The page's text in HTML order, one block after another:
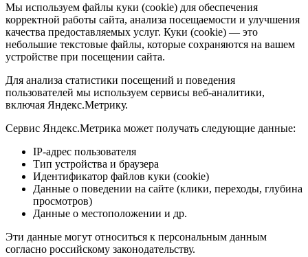
Мы используем файлы куки (cookie) для обеспечения
корректной работы сайта, анализа посещаемости и улучшения
качества предоставляемых услуг. Куки (cookie) — это
небольшие текстовые файлы, которые сохраняются на вашем
устройстве при посещении сайта.
Для анализа статистики посещений и поведения
пользователей мы используем сервисы веб-аналитики,
включая Яндекс.Метрику.
Сервис Яндекс.Метрика может получать следующие данные:
IP-адрес пользователя
Тип устройства и браузера
Идентификатор файлов куки (cookie)
Данные о поведении на сайте (клики, переходы, глубина
просмотров)
Данные о местоположении и др.
Эти данные могут относиться к персональным данным
согласно российскому законодательству.